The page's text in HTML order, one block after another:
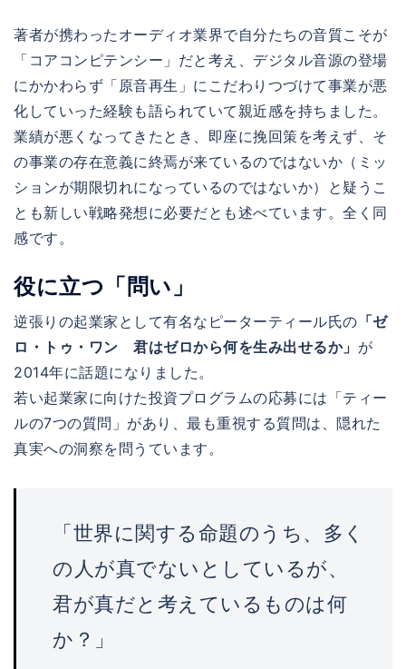
著者が携わったオーディオ業界で自分たちの音質こそが
「コアコンピテンシー」だと考え、デジタル音源の登場
にかかわらず「原音再生」にこだわりつづけて事業が悪
化していった経験も語られていて親近感を持ちました。
業績が悪くなってきたとき、即座に挽回策を考えず、そ
の事業の存在意義に終焉が来ているのではないか（ミッ
ションが期限切れになっているのではないか）と疑うこ
とも新しい戦略発想に必要だとも述べています。全く同
感です。
役に立つ「問い」
逆張りの起業家として有名なピーターティール氏の 「ゼ
ロ・トゥ・ワン 君はゼロから何を生み出せるか」 が
2014年に話題になりました。
若い起業家に向けた投資プログラムの応募には「ティー
ルの7つの質問」があり、最も重視する質問は、隠れた
真実への洞察を問うています。
「世界に関する命題のうち、多く
の人が真でないとしているが、
君が真だと考えているものは何
か？」